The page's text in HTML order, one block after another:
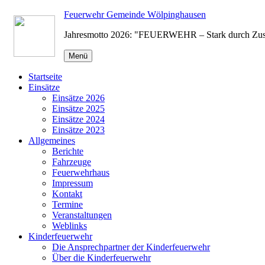
Zum
Inhalt
Feuerwehr Gemeinde Wölpinghausen
Jahresmotto 2026: "FEUERWEHR – Stark durch
Menü
Startseite
Einsätze
Einsätze 2026
Einsätze 2025
Einsätze 2024
Einsätze 2023
Allgemeines
Berichte
Fahrzeuge
Feuerwehrhaus
Impressum
Kontakt
Termine
Veranstaltungen
Weblinks
Kinderfeuerwehr
Die Ansprechpartner der Kinderfeuerwehr
Über die Kinderfeuerwehr